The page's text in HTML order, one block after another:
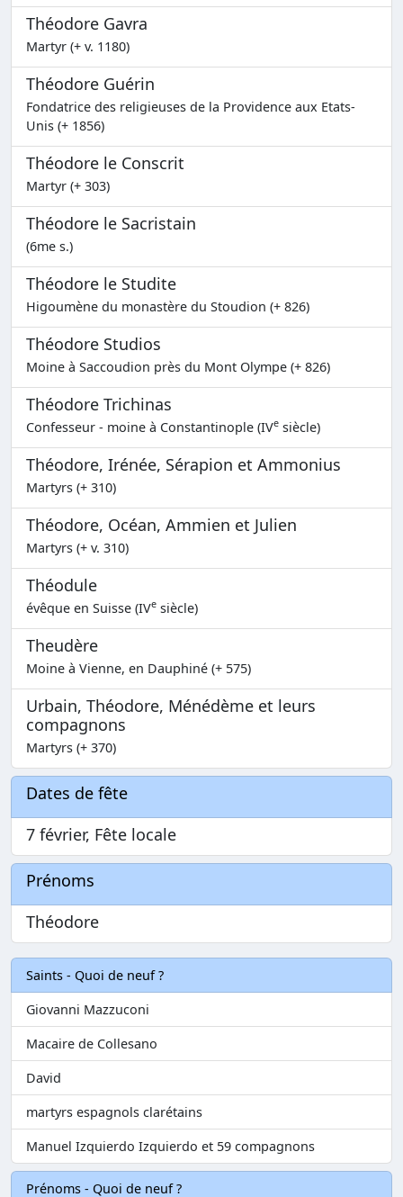
Théodore Gavra
Martyr (+ v. 1180)
Théodore Guérin
Fondatrice des religieuses de la Providence aux Etats-
Unis (+ 1856)
Théodore le Conscrit
Martyr (+ 303)
Théodore le Sacristain
(6me s.)
Théodore le Studite
Higoumène du monastère du Stoudion (+ 826)
Théodore Studios
Moine à Saccoudion près du Mont Olympe (+ 826)
Théodore Trichinas
Confesseur - moine à Constantinople (IVe siècle)
Théodore, Irénée, Sérapion et Ammonius
Martyrs (+ 310)
Théodore, Océan, Ammien et Julien
Martyrs (+ v. 310)
Théodule
évêque en Suisse (IVe siècle)
Theudère
Moine à Vienne, en Dauphiné (+ 575)
Urbain, Théodore, Ménédème et leurs
compagnons
Martyrs (+ 370)
Dates de fête
7 février, Fête locale
Prénoms
Théodore
Saints - Quoi de neuf ?
Giovanni Mazzuconi
Macaire de Collesano
David
martyrs espagnols clarétains
Manuel Izquierdo Izquierdo et 59 compagnons
Prénoms - Quoi de neuf ?